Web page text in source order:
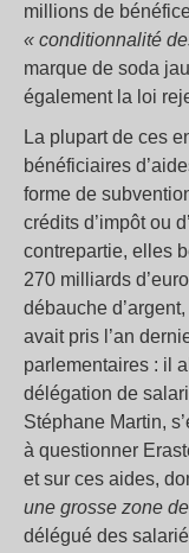
millions de
« conditionnalité
marque de soda
également la loi
La plupart de ces
bénéficiaires
forme de
crédits d’impôt ou
contrepartie, elles
270 milliards
débauche
avait pris l’an
parlementaires : il
délégation de
Stéphane Martin,
à questionner
et sur ces aides,
une grosse zone
délégué des